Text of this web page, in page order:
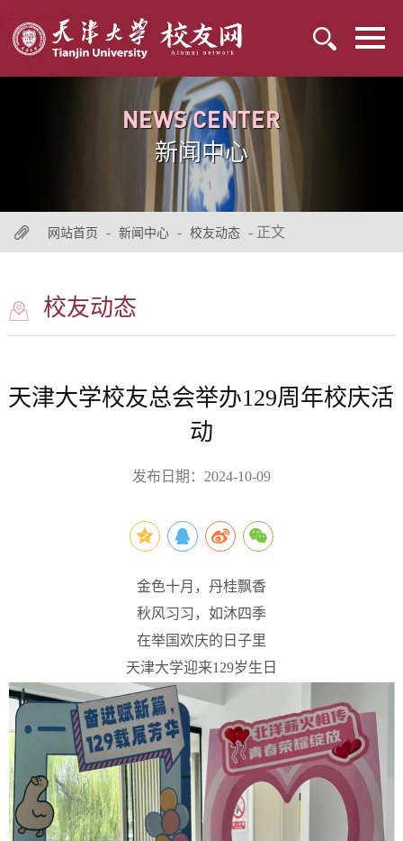
NEWS CENTER
新闻中心
网站首页 - 新闻中心 - 校友动态 - 正文
校友动态
天津大学校友总会举办129周年校庆活
动
发布日期：2024-10-09
金色十月，丹桂飘香
秋风习习， 如沐四季
在举国欢庆的日子里
天津大学迎来129岁生日